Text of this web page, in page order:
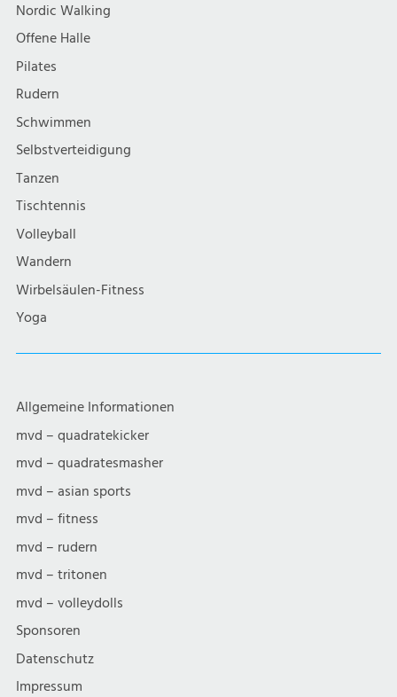
Nordic Walking
Offene Halle
Pilates
Rudern
Schwimmen
Selbstverteidigung
Tanzen
Tischtennis
Volleyball
Wandern
Wirbelsäulen-Fitness
Yoga
Allgemeine Informationen
mvd – quadratekicker
mvd – quadratesmasher
mvd – asian sports
mvd – fitness
mvd – rudern
mvd – tritonen
mvd – volleydolls
Sponsoren
Datenschutz
Impressum